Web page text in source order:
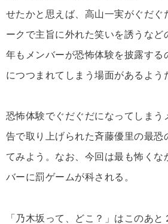
せたかと思えば、高山一実がぐだぐ
ークで主旨に外れた笑いを誘うなど
年もメンバーが恐怖体験を披露する
につつまれてしまう場面があるよう
恐怖体験でぐだぐだになってしまう
告で取り上げられた斉藤優里の最恐
てみよう。なお、今回は最も怖くな
バーに罰ゲームが科される。
「乃木坂って、どこ？」はこのあ